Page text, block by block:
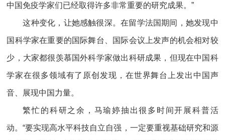
中国免疫学家们已经取得许多非常重要的研究成果。”
这种变化，让她感触很深。在留学法国期间，她发现中
国科学家在重要的国际舞台、国际会议上发声的机会相对较
少，大家都很羡慕国外科学家做出科研成果，但现在中国科
学家在很多领域有了原创发现，在世界舞台上发出中国声
音、展现中国力量。
繁忙的科研之余，马瑜婷抽出很多时间开展科普活
动。“要实现高水平科技自立自强，一定要重视基础研究和源